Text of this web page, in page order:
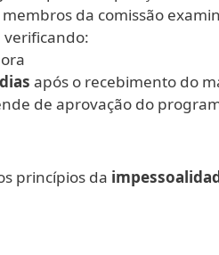
da comissão
verificando:
após o recebimento do
de aprovação do
princípios da